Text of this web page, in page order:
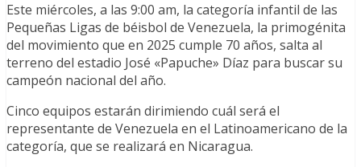
Este miércoles, a las 9:00 am, la categoría infantil de las
Pequeñas Ligas de béisbol de Venezuela, la primogénita
del movimiento que en 2025 cumple 70 años, salta al
terreno del estadio José «Papuche» Díaz para buscar su
campeón nacional del año.
Cinco equipos estarán dirimiendo cuál será el
representante de Venezuela en el Latinoamericano de la
categoría, que se realizará en Nicaragua.